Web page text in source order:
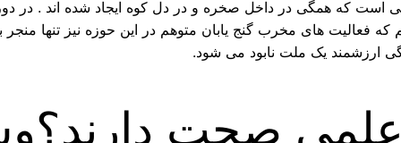
است که همگی در داخل صخره و در دل کوه ایجاد شده اند . در
های مخرب گنج یابان متوهم در این حوزه نیز تنها منجر
ارزشمند یک ملت نابود می شود.
علمی صحت